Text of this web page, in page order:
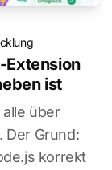
Extension
ist
über
Der Grund:
korrekt